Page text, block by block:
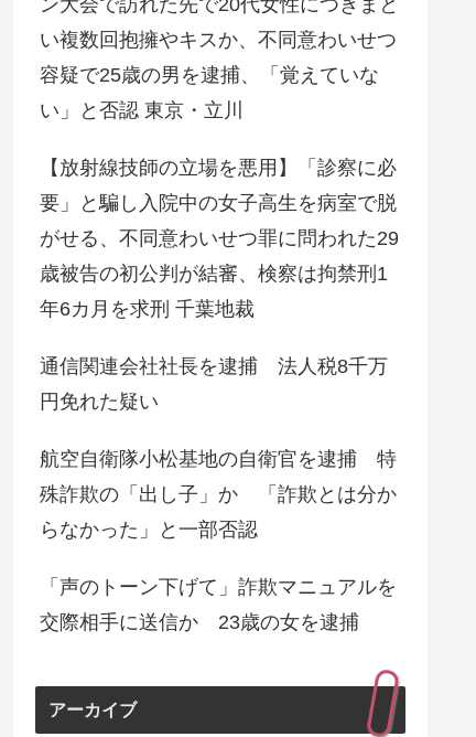
い複数回抱擁やキスか、不同意わいせつ
容疑で25歳の男を逮捕、「覚えていな
い」と否認 東京・立川
【放射線技師の立場を悪用】「診察に必
要」と騙し入院中の女子高生を病室で脱
がせる、不同意わいせつ罪に問われた29
歳被告の初公判が結審、検察は拘禁刑1
年6カ月を求刑 千葉地裁
通信関連会社社長を逮捕 法人税8千万
円免れた疑い
航空自衛隊小松基地の自衛官を逮捕 特
殊詐欺の「出し子」か 「詐欺とは分か
らなかった」と一部否認
「声のトーン下げて」詐欺マニュアルを
交際相手に送信か 23歳の女を逮捕
アーカイブ